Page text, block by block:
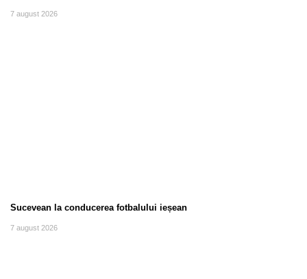
7 august 2026
Sucevean la conducerea fotbalului ieșean
7 august 2026